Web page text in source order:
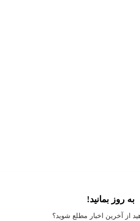
Application error: a client
-side exception
به روز بمانید!
از آخرین اخبار مطلع شوید؟